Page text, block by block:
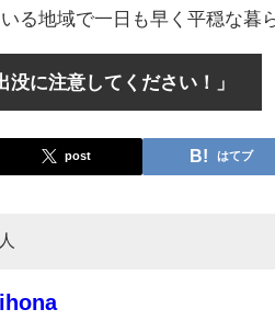
る地域で一日も早く平穏な暮
に注意してください！」
post はてブ